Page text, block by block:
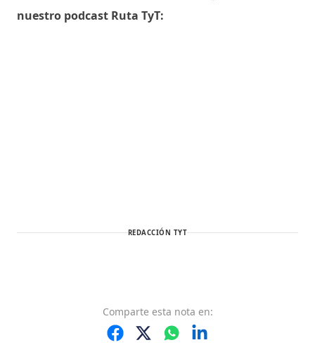
nuestro podcast Ruta TyT:
REDACCIÓN TYT
Comparte esta nota en: